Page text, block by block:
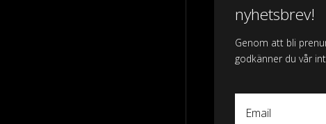
nyhetsbrev!
Genom att bli
godkänner du vår
Email